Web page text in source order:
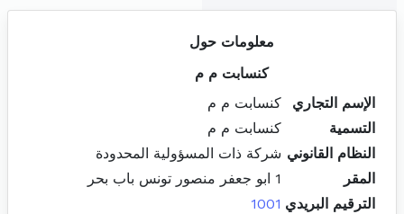
معلومات حول
كنسابت م م
الإسم التجاري
كنسابت م م
التسمية
كنسابت م م
النظام القانوني شركة ذات المسؤولية المحدودة
المقر
1 ابو جعفر منصور تونس باب بحر
الترقيم البريدي 1001